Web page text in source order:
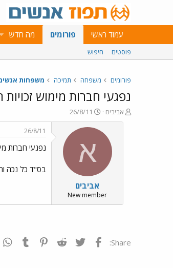
עמוד ראשי פורומים מה חדש
פוסטים חיפוש
פורומים משפחה תמיכה משפחות
נפגעי חברות מימוש זכויות
פ
ו
אביבים
פ
ו
ר
ם
ב
א
ר
י
ך
26/8/11
א
אביבים
New member
26/8/11
נפגעי חברות
בס"ד כל נכה
Share: פייסבוק Twitter
Reddit
Pinterest
Tumblr